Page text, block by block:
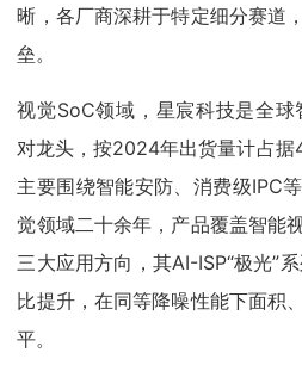
晰，各厂商深耕于特定细分赛道
垒。
视觉SoC领域，星宸科技是全
对龙头，按2024年出货量计占据
主要围绕智能安防、消费级IPC
觉领域二十余年，产品覆盖智能
三大应用方向，其AI-ISP“极光”
比提升，在同等降噪性能下面积
平。